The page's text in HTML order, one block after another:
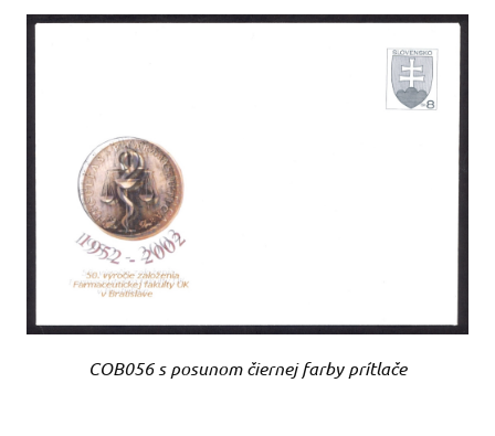
COB056 s posunom čiernej farby prítlače